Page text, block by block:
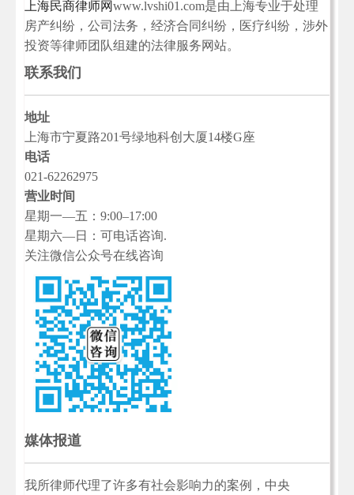
上海民商律师网www.lvshi01.com是由上海专业于处理
房产纠纷，公司法务，经济合同纠纷，医疗纠纷，涉外
投资等律师团队组建的法律服务网站。
联系我们
地址
上海市宁夏路201号绿地科创大厦14楼G座
电话
021-62262975
营业时间
星期一—五：9:00–17:00
星期六—日：可电话咨询.
关注微信公众号在线咨询
媒体报道
我所律师代理了许多有社会影响力的案例，中央